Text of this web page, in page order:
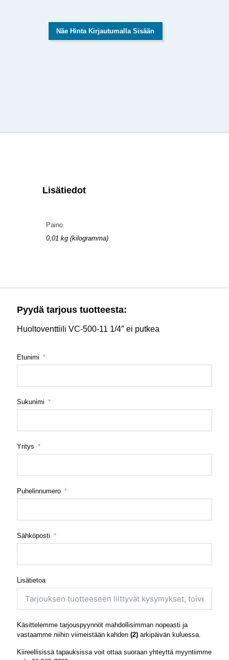
Näe Hinta Kirjautumalla Sisään
Lisätiedot
Paino
0,01 kg (kilogramma)
Pyydä tarjous tuotteesta:
Huoltoventtiili VC-500-11 1/4″ ei putkea
Etunimi
Sukunimi
Yritys
Puhelinnumero
Sähköposti
Lisätietoa
Käsittelemme tarjouspyynnöt mahdollisimman nopeasti ja
vastaamme niihin viimeistään kahden (2) arkipäivän kuluessa.
Kiireellisissä tapauksissa voit ottaa suoraan yhteyttä myyntiimme